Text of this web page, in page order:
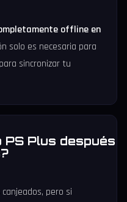
offline en
solo es necesaria para
sincronizar tu
PS Plus después
pero si